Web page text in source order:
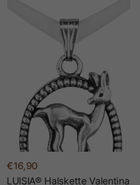
€16,90
LUISIA® Halskette Valentina